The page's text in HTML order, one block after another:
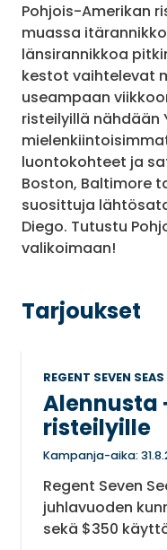
Pohjois-Amerikan
muassa
länsirannikkoa
kestot vaihtelevat
useampaan
risteilyillä nähdään
luontokohteet ja
Boston, Baltimore
suosittuja
Diego. Tutustu
valikoimaan!
Tarjoukset
REGENT SEVEN
Alennusta
risteilyille
Kampanja-aika:
Regent Seven
juhlavuoden
sekä $350